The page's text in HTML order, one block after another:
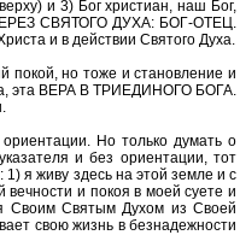
и 3) Бог христиан, наш Бог,
СВЯТОГО ДУХА: БОГ-ОТЕЦ.
и в действии Святого Духа.
покой, но тоже и становление и
эта ВЕРА В ТРИЕДИНОГО БОГА.
Но только думать о
и без ориентации, тот
1) я живу здесь на этой земле и с
и покоя в моей суете и
Своим Святым Духом из Своей
свою жизнь в безнадежности